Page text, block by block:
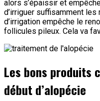
alors s’épaissir et
d’irriguer suffisamment
d’irrigation empêche le
follicules pileux. Cela va
Les bons produits
début d’alopécie